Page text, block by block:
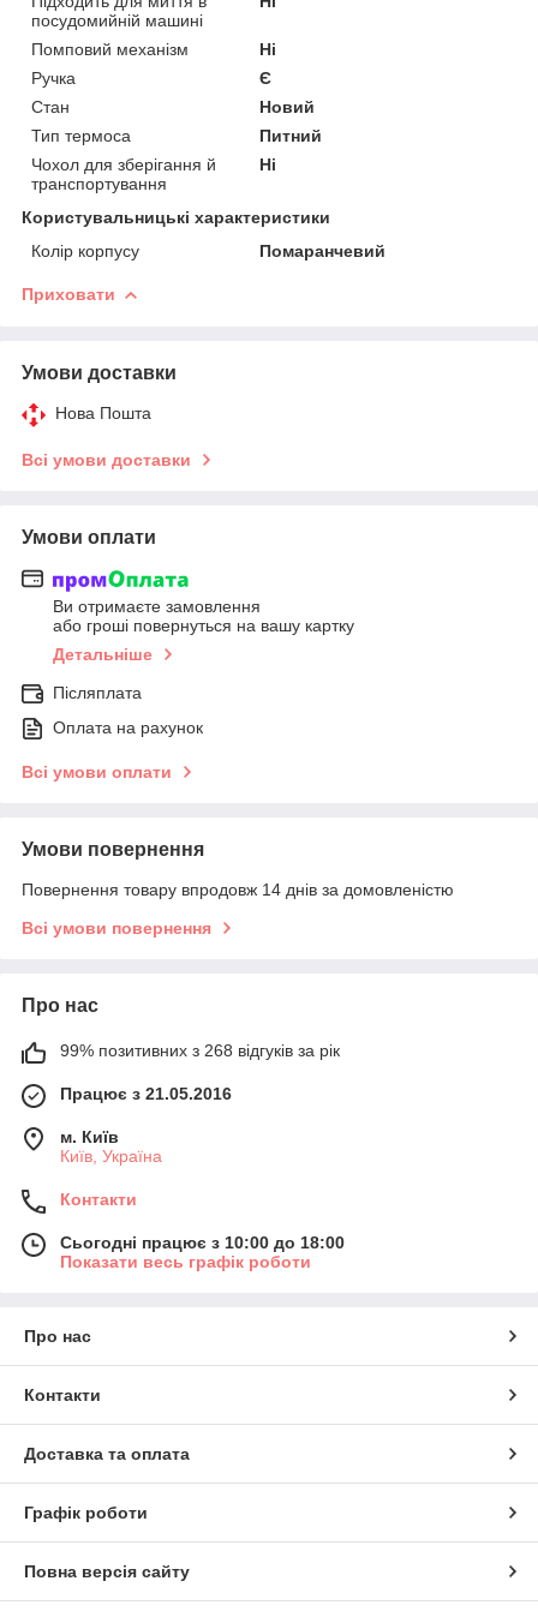
посудомийній машині
Помповий механізм
Ні
Ручка
Є
Стан
Новий
Тип термоса
Питний
Чохол для зберігання й
транспортування
Ні
Користувальницькі характеристики
Колір корпусу
Помаранчевий
Приховати
Умови доставки
Нова Пошта
Всі умови доставки
Умови оплати
Ви отримаєте замовлення
або гроші повернуться на вашу картку
Детальніше
Післяплата
Оплата на рахунок
Всі умови оплати
Умови повернення
Повернення товару впродовж 14 днів за домовленістю
Всі умови повернення
Про нас
99% позитивних з 268 відгуків за рік
Працює з 21.05.2016
м. Київ
Київ, Україна
Контакти
Сьогодні працює з 10:00 до 18:00
Показати весь графік роботи
Про нас
Контакти
Доставка та оплата
Графік роботи
Повна версія сайту